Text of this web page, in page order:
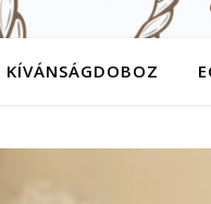
KÍVÁNSÁGDOBOZ